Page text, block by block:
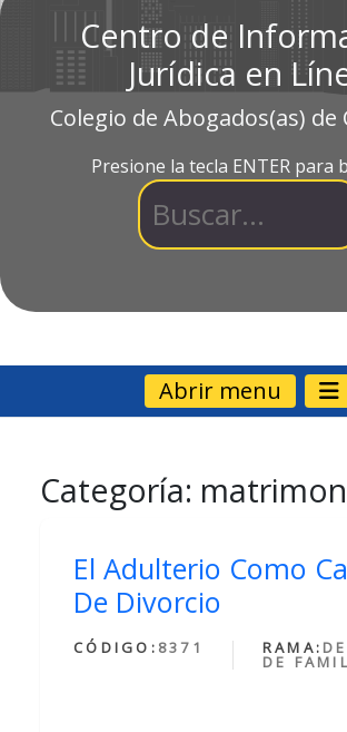
Centro de
Jurídica en
Colegio de Abogados(as) de
Presione la tecla ENTER para
Abrir menu
Categoría:
El Adulterio Como
De Divorcio
CÓDIGO: 8371 RAMA:
DE